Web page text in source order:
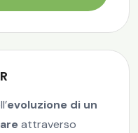
evoluzione di un
attraverso